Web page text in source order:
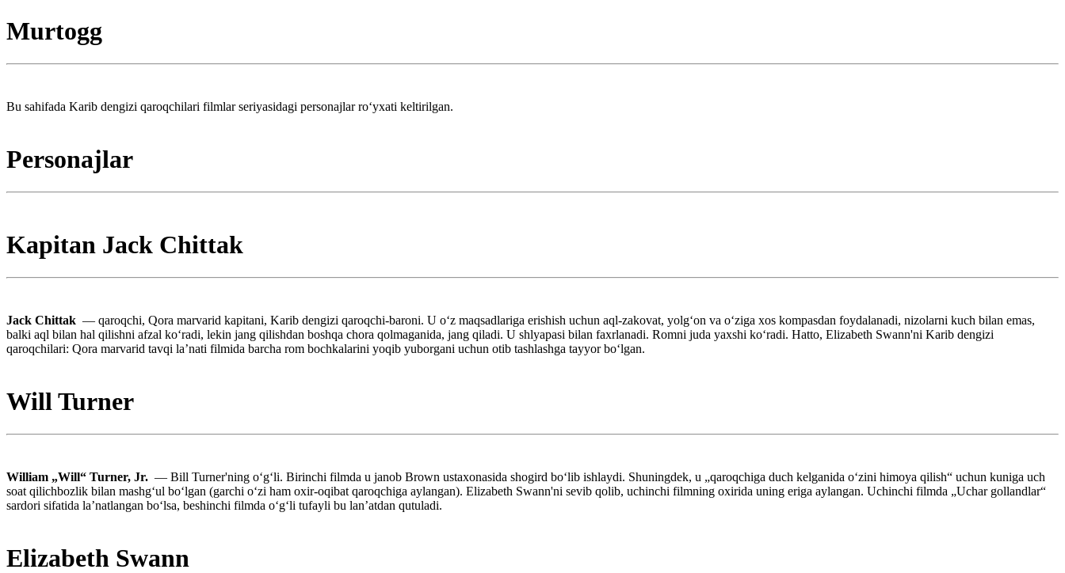
Murtogg
Bu sahifada Karib dengizi qaroqchilari filmlar seriyasidagi personajlar roʻyxati keltirilgan.
Personajlar
Kapitan Jack Chittak
Jack Chittak — qaroqchi, Qora marvarid kapitani, Karib dengizi qaroqchi-baroni. U oʻz maqsadlariga erishish uchun aql-zakovat, yolgʻon va oʻziga xos kompasdan foydalanadi, nizolarni kuch bilan emas,
balki aql bilan hal qilishni afzal koʻradi, lekin jang qilishdan boshqa chora qolmaganida, jang qiladi. U shlyapasi bilan faxrlanadi. Romni juda yaxshi koʻradi. Hatto, Elizabeth Swann'ni Karib dengizi
qaroqchilari: Qora marvarid tavqi laʼnati filmida barcha rom bochkalarini yoqib yuborgani uchun otib tashlashga tayyor boʻlgan.
Will Turner
William „Will“ Turner, Jr. — Bill Turner'ning oʻgʻli. Birinchi filmda u janob Brown ustaxonasida shogird boʻlib ishlaydi. Shuningdek, u „qaroqchiga duch kelganida oʻzini himoya qilish“ uchun kuniga uch
soat qilichbozlik bilan mashgʻul boʻlgan (garchi oʻzi ham oxir-oqibat qaroqchiga aylangan). Elizabeth Swann'ni sevib qolib, uchinchi filmning oxirida uning eriga aylangan. Uchinchi filmda „Uchar gollandlar“
sardori sifatida laʼnatlangan boʻlsa, beshinchi filmda oʻgʻli tufayli bu lanʼatdan qutuladi.
Elizabeth Swann